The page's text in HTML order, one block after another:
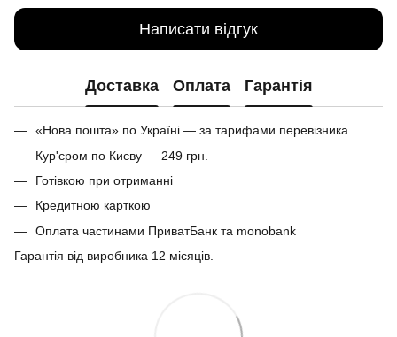
Написати відгук
Доставка Оплата Гарантія
«Нова пошта» по Україні — за тарифами перевізника.
Кур'єром по Києву — 249 грн.
Готівкою при отриманні
Кредитною карткою
Оплата частинами ПриватБанк та monobank
Гарантія від виробника 12 місяців.